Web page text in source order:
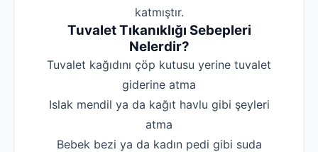
katmıştır.
Tuvalet Tıkanıklığı Sebepleri
Nelerdir?
‌Tuvalet kağıdını çöp kutusu yerine tuvalet
giderine atma
‌Islak mendil ya da kağıt havlu gibi şeyleri
atma
‌Bebek bezi ya da kadın pedi gibi suda